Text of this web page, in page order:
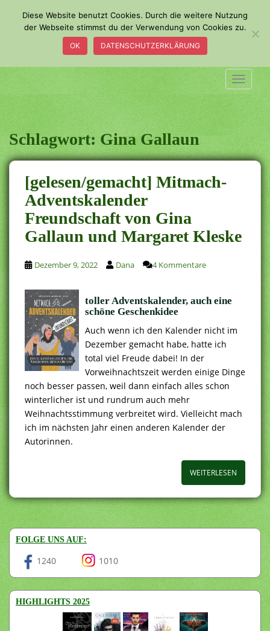
a
i
n
c
o
n
t
e
n
t
Schlagwort:Gina Gallaun
[gelesen/gemacht] Mitmach-
Adventskalender
Freundschaft von Gina
Gallaun und Margaret Kleske
Dezember 9, 2022 Dana 4 Kommentare
toller Adventskalender, auch eine
schöne Geschenkidee
Auch wenn ich den Kalender nicht im
Dezember gemacht habe, hatte ich
total viel Freude dabei! In der
Vorweihnachtszeit werden einige Dinge
noch besser passen, weil dann einfach alles schon
winterlicher ist und rundrum auch mehr
Weihnachtsstimmung verbreitet wird. Vielleicht mach
ich im nächsten Jahr einen anderen Kalender der
Autorinnen.
WEITERLESEN
FOLGE UNS AUF:
1240 1010
HIGHLIGHTS 2025
Diese Website benutzt Cookies. Durch die weitere Nutzung
der Webseite stimmst du der Verwendung von Cookies zu.
OK DATENSCHUTZERKLÄRUNG